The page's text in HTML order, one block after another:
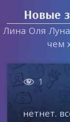
Новые
Лина Оля
чем
 1
нетнет.